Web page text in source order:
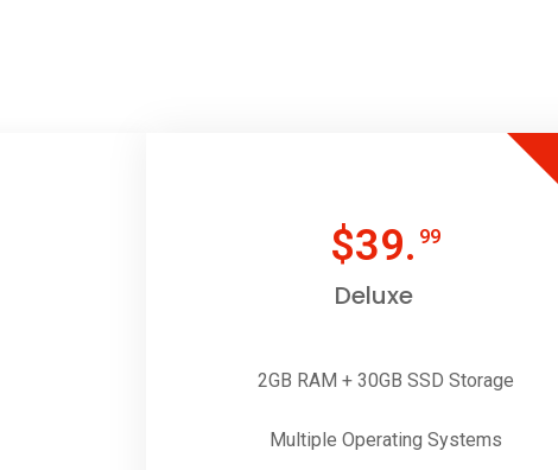
$39. 99
Deluxe
2GB RAM + 30GB SSD Storage
Multiple Operating Systems